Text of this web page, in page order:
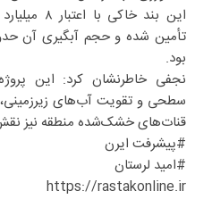
این بند
بود.
نجفی خاطرنشان کرد: این
سطحی و تقویت آب‌های
قنات‌های خشک‌شده منطقه نیز
#پیشرفت ایرن
#امید لرستان
https://rastakonline.ir